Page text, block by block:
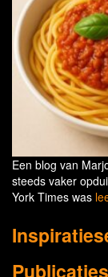
Een blog van
steeds vaker
York Times was
Publicaties